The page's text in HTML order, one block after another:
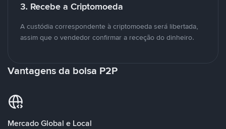
3. Recebe a Criptomoeda
A custódia correspondente à criptomoeda será libertada,
assim que o vendedor confirmar a receção do dinheiro.
Vantagens da bolsa P2P
Mercado Global e Local